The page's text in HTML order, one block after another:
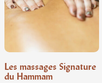
Les massages Signature
du Hammam